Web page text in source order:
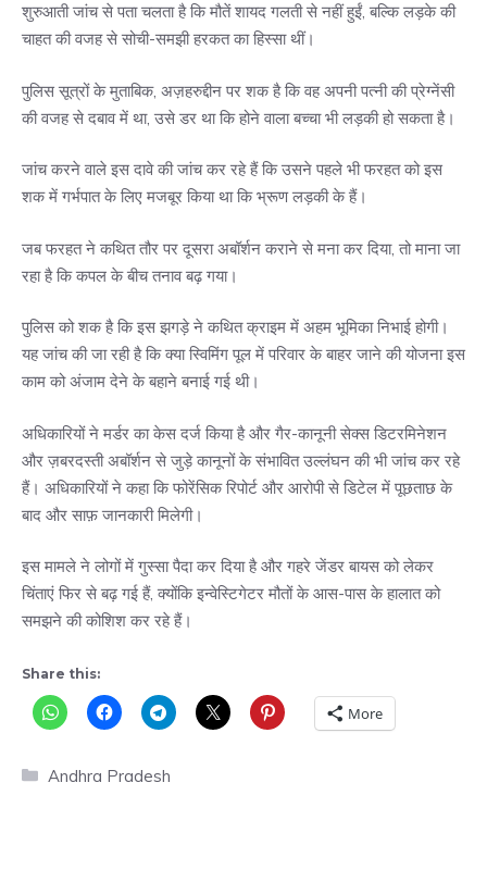
शुरुआती जांच से पता चलता है कि मौतें शायद गलती से नहीं हुईं, बल्कि लड़के की
चाहत की वजह से सोची-समझी हरकत का हिस्सा थीं।
पुलिस सूत्रों के मुताबिक, अज़हरुद्दीन पर शक है कि वह अपनी पत्नी की प्रेग्नेंसी
की वजह से दबाव में था, उसे डर था कि होने वाला बच्चा भी लड़की हो सकता है।
जांच करने वाले इस दावे की जांच कर रहे हैं कि उसने पहले भी फरहत को इस
शक में गर्भपात के लिए मजबूर किया था कि भ्रूण लड़की के हैं।
जब फरहत ने कथित तौर पर दूसरा अबॉर्शन कराने से मना कर दिया, तो माना जा
रहा है कि कपल के बीच तनाव बढ़ गया।
पुलिस को शक है कि इस झगड़े ने कथित क्राइम में अहम भूमिका निभाई होगी।
यह जांच की जा रही है कि क्या स्विमिंग पूल में परिवार के बाहर जाने की योजना इस
काम को अंजाम देने के बहाने बनाई गई थी।
अधिकारियों ने मर्डर का केस दर्ज किया है और गैर-कानूनी सेक्स डिटरमिनेशन
और ज़बरदस्ती अबॉर्शन से जुड़े कानूनों के संभावित उल्लंघन की भी जांच कर रहे
हैं। अधिकारियों ने कहा कि फोरेंसिक रिपोर्ट और आरोपी से डिटेल में पूछताछ के
बाद और साफ़ जानकारी मिलेगी।
इस मामले ने लोगों में गुस्सा पैदा कर दिया है और गहरे जेंडर बायस को लेकर
चिंताएं फिर से बढ़ गई हैं, क्योंकि इन्वेस्टिगेटर मौतों के आस-पास के हालात को
समझने की कोशिश कर रहे हैं।
Share this:
More
Categories
Andhra Pradesh